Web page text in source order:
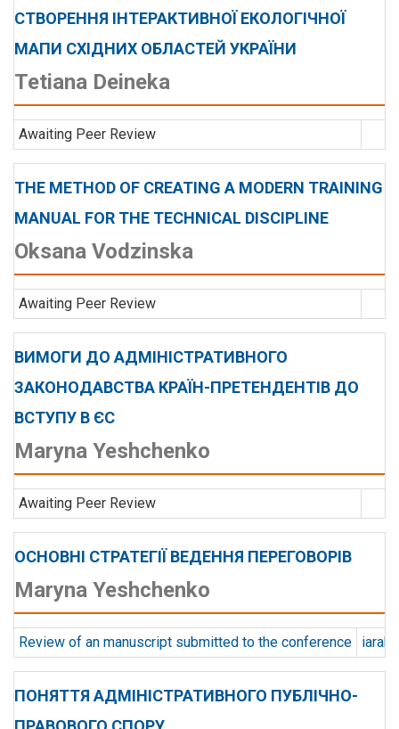
СТВОРЕННЯ ІНТЕРАКТИВНОЇ ЕКОЛОГІЧНОЇ
МАПИ СХІДНИХ ОБЛАСТЕЙ УКРАЇНИ
Tetiana Deineka
Awaiting Peer Review
THE METHOD OF CREATING A MODERN TRAINING
MANUAL FOR THE TECHNICAL DISCIPLINE
Oksana Vodzinska
Awaiting Peer Review
ВИМОГИ ДО АДМІНІСТРАТИВНОГО
ЗАКОНОДАВСТВА КРАЇН-ПРЕТЕНДЕНТІВ ДО
ВСТУПУ В ЄС
Maryna Yeshchenko
Awaiting Peer Review
ОСНОВНІ СТРАТЕГІЇ ВЕДЕННЯ ПЕРЕГОВОРІВ
Maryna Yeshchenko
Review of an manuscript submitted to the conference
ПОНЯТТЯ АДМІНІСТРАТИВНОГО ПУБЛІЧНО-